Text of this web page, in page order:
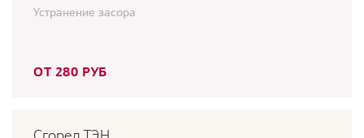
Устранение засора
ОТ 280 РУБ